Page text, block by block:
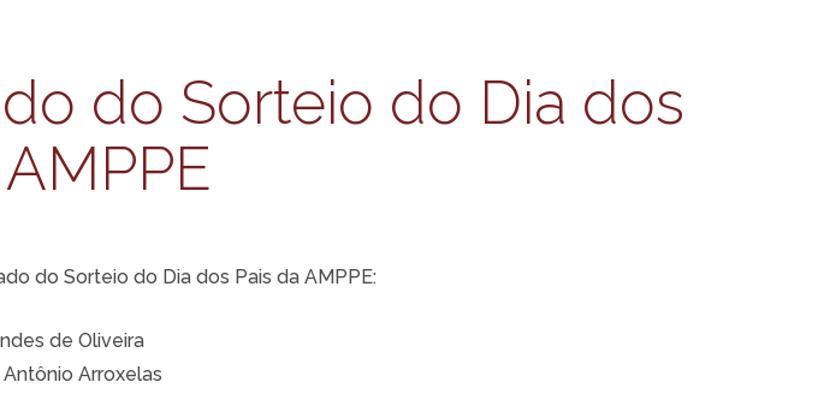
do Sorteio do Dia dos
do Sorteio do Dia dos Pais da AMPPE:
de Oliveira
Arroxelas